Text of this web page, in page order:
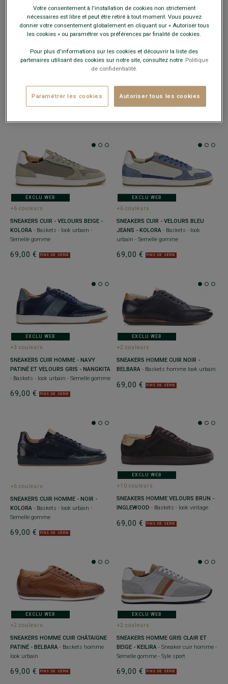
EXCLU WEB
look urbain
EXCLU WEB
+6 couleurs
sport chic - 20% de caoutchouc recyclé
EXCLU WEB
+6 couleurs
SNEAKERS CUIR - VELOURS BEIGE -
KOLORA - Baskets - look urbain -
Semelle gomme
69,00 € FINS DE SÉRIE
EXCLU WEB
+6 couleurs
SNEAKERS CUIR - VELOURS BLEU
JEANS - KOLORA - Baskets - look
urbain - Semelle gomme
69,00 € FINS DE SÉRIE
EXCLU WEB
+3 couleurs
SNEAKERS CUIR HOMME - NAVY
PATINÉ ET VELOURS GRIS - NANGKITA
- Baskets - look urbain - Semelle gomme
69,00 € FINS DE SÉRIE
EXCLU WEB
+2 couleurs
SNEAKERS HOMME CUIR NOIR -
BELBARA - Baskets homme look urbain
69,00 € FINS DE SÉRIE
+6 couleurs
SNEAKERS CUIR HOMME - NOIR -
KOLORA - Baskets - look urbain -
Semelle gomme
69,00 € FINS DE SÉRIE
EXCLU WEB
+10 couleurs
SNEAKERS HOMME VELOURS BRUN -
INGLEWOOD - Baskets - look vintage
69,00 € FINS DE SÉRIE
EXCLU WEB
+2 couleurs
SNEAKERS HOMME CUIR CHÂTAIGNE
PATINÉ - BELBARA - Baskets homme
look urbain
69,00 € FINS DE SÉRIE
EXCLU WEB
+2 couleurs
SNEAKERS HOMME GRIS CLAIR ET
BEIGE - KEILIRA - Sneaker cuir homme -
Semelle gomme - Syle sport
69,00 € FINS DE SÉRIE
Votre consentement à l'installation de cookies non strictement
nécessaires est libre et peut être retiré à tout moment. Vous pouvez
donner votre consentement globalement en cliquant sur « Autoriser tous
les cookies » ou paramétrer vos préférences par finalité de cookies.
Pour plus d'informations sur les cookies et découvrir la liste des
partenaires utilisant des cookies sur notre site, consultez notre Politique
de confidentialité.
Paramétrer les cookies Autoriser tous les cookies